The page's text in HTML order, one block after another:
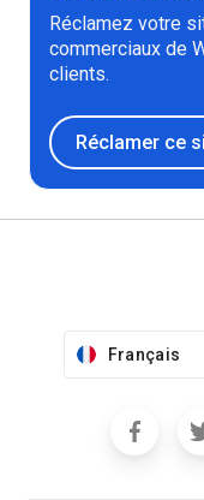
Réclamez votre
commerciaux de
clients.
Réclamer ce
Français